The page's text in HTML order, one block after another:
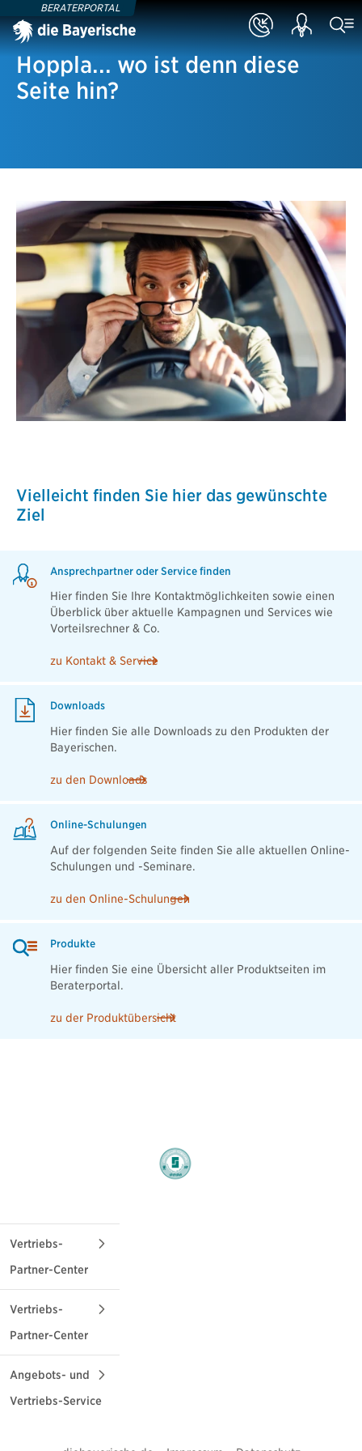
BERATERPORTAL
Hoppla... wo ist denn diese
Seite hin?
Vielleicht finden Sie hier das gewünschte
Ziel
Ansprechpartner oder Service finden
Hier finden Sie Ihre Kontaktmöglichkeiten sowie einen
Überblick über aktuelle Kampagnen und Services wie
Vorteilsrechner & Co.
zu Kontakt & Service
Downloads
Hier finden Sie alle Downloads zu den Produkten der
Bayerischen.
zu den Downloads
Online-Schulungen
Auf der folgenden Seite finden Sie alle aktuellen Online-
Schulungen und -Seminare.
zu den Online-Schulungen
Produkte
Hier finden Sie eine Übersicht aller Produktseiten im
Beraterportal.
zu der Produktübersicht
Vertriebs-
Partner-Center
Maklervertrieb
089/6787-
Vertriebs-
Partner-Center
Exklusivvertrieb
Angebots- und
Vertriebs-Service